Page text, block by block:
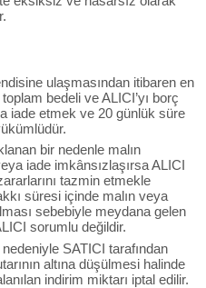
ulaşmasından itibaren en
bedeli ve ALICI’yı borç
iade etmek ve 20 günlük süre
bir nedenle malın
iade imkânsızlaşırsa ALICI
tazmin etmekle
süresi içinde malın veya
sebebiyle meydana gelen
sorumlu değildir.
SATICI tarafından
altına düşülmesi halinde
indirim miktarı iptal edilir.